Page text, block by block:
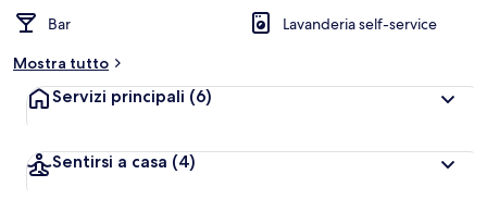
Bar
Lavanderia self-service
Mostra tutto
Servizi principali (6)
Sentirsi a casa (4)